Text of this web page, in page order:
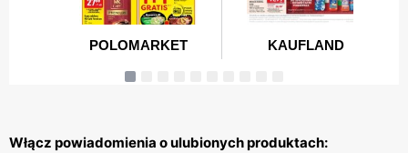
Włącz powiadomienia o ulubionych produktach: